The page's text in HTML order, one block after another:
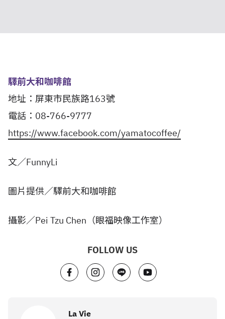
驛前大和咖啡館
地址：屏東市民族路163號
電話：08-766-9777
https://www.facebook.com/yamatocoffee/
文／FunnyLi
圖片提供／驛前大和咖啡館
攝影／Pei Tzu Chen（眼福映像工作室）
FOLLOW US
La Vie